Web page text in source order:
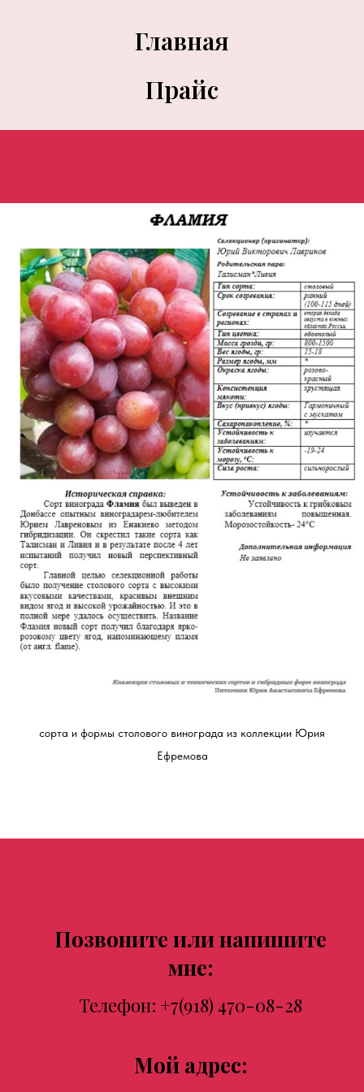
Главная
Прайс
сорта и формы столового винограда из коллекции Юрия
Ефремова
Позвоните или напишите
мне:
Телефон: +7(918) 470-08-28
Мой адрес: